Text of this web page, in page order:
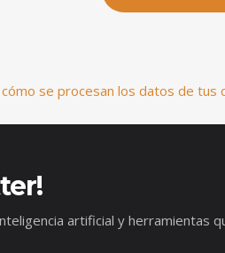
se procesan los datos de tus
artificial y